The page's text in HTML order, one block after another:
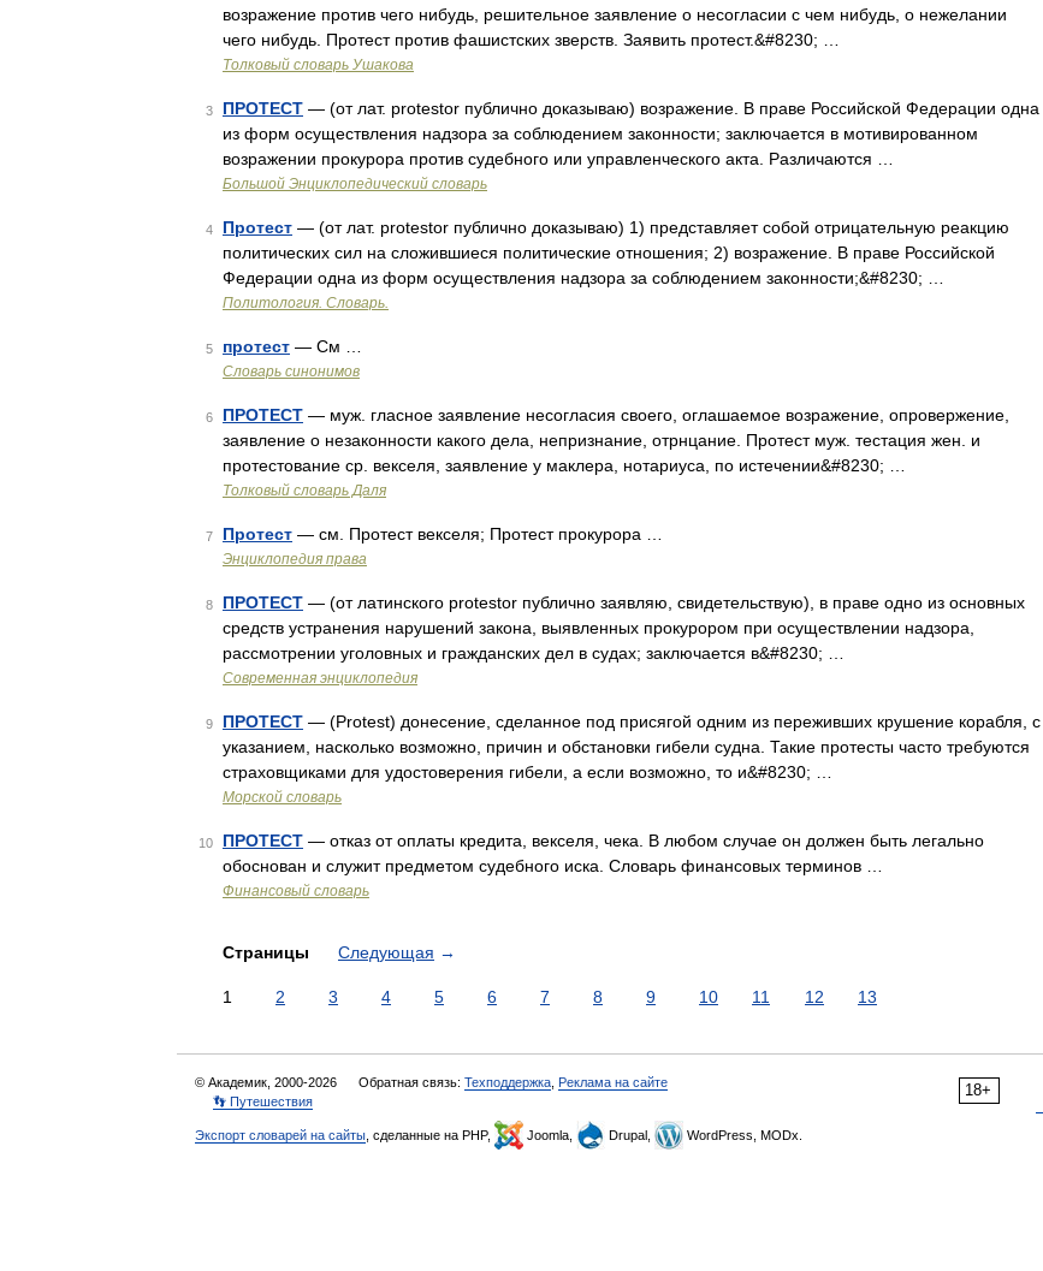
возражение против чего нибудь, решительное заявление о несогласии с чем нибудь, о нежелании
чего нибудь. Протест против фашистских зверств. Заявить протест.&#8230; …
Толковый словарь Ушакова
3 ПРОТЕСТ — (от лат. protestor публично доказываю) возражение. В праве Российской Федерации одна
из форм осуществления надзора за соблюдением законности; заключается в мотивированном
возражении прокурора против судебного или управленческого акта. Различаются …
Большой Энциклопедический словарь
4 Протест — (от лат. protestor публично доказываю) 1) представляет собой отрицательную реакцию
политических сил на сложившиеся политические отношения; 2) возражение. В праве Российской
Федерации одна из форм осуществления надзора за соблюдением законности;&#8230; …
Политология. Словарь.
5 протест — См …
Словарь синонимов
6 ПРОТЕСТ — муж. гласное заявление несогласия своего, оглашаемое возражение, опровержение,
заявление о незаконности какого дела, непризнание, отрнцание. Протест муж. тестация жен. и
протестование ср. векселя, заявление у маклера, нотариуса, по истечении&#8230; …
Толковый словарь Даля
7 Протест — см. Протест векселя; Протест прокурора …
Энциклопедия права
8 ПРОТЕСТ — (от латинского protestor публично заявляю, свидетельствую), в праве одно из основных
средств устранения нарушений закона, выявленных прокурором при осуществлении надзора,
рассмотрении уголовных и гражданских дел в судах; заключается в&#8230; …
Современная энциклопедия
9 ПРОТЕСТ — (Protest) донесение, сделанное под присягой одним из переживших крушение корабля, с
указанием, насколько возможно, причин и обстановки гибели судна. Такие протесты часто требуются
страховщиками для удостоверения гибели, а если возможно, то и&#8230; …
Морской словарь
10 ПРОТЕСТ — отказ от оплаты кредита, векселя, чека. В любом случае он должен быть легально
обоснован и служит предметом судебного иска. Словарь финансовых терминов …
Финансовый словарь
Страницы Следующая →
1 2 3 4 5 6 7 8 9 10 11 12 13
18+
© Академик, 2000-2026 Обратная связь: Техподдержка Реклама на сайте
👣 Путешествия
Экспорт словарей на сайты , сделанные на PHP, Joomla, Drupal, WordPress, MODx.